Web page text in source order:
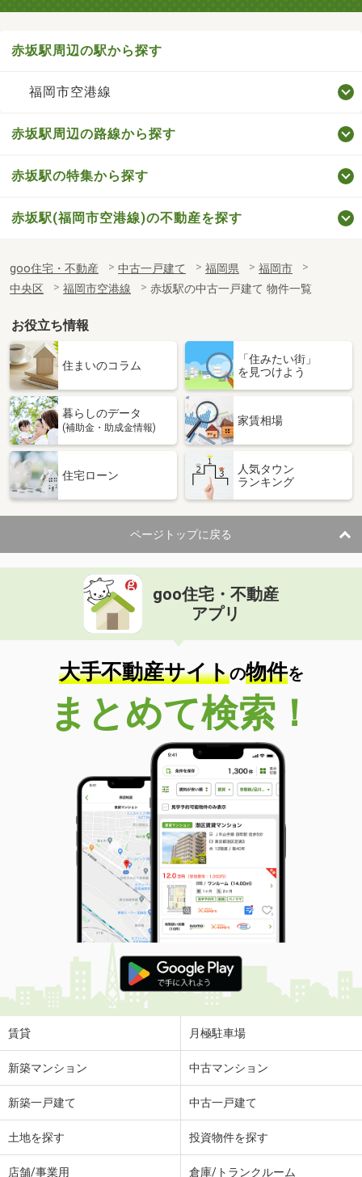
赤坂駅周辺の駅から探す
福岡市空港線
赤坂駅周辺の路線から探す
赤坂駅の特集から探す
赤坂駅(福岡市空港線)の不動産を探す
goo住宅・不動産 中古一戸建て 福岡県
福岡市
中央区
福岡市空港線 赤坂駅の中古一戸建て 物件一覧
お役立ち情報
住まいのコラム
「住みたい街」
を見つけよう
暮らしのデータ
(補助金・助成金情報)
家賃相場
住宅ローン
人気タウン
ランキング
ページトップに戻る
goo住宅・不動産
アプリ
大手不動産サイトの物件を
まとめて検索！
賃貸 月極駐車場
新築マンション 中古マンション
新築一戸建て 中古一戸建て
土地を探す 投資物件を探す
店舗/事業用 倉庫/トランクルーム